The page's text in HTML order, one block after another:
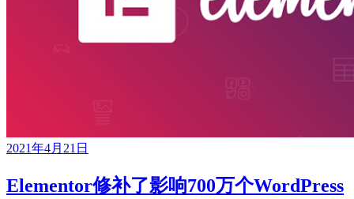
2021年4月21日
Elementor修补了影响700万个WordPress